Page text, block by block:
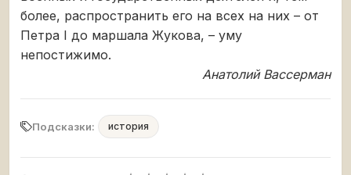
более, распространить его на всех на них – от
Петра I до маршала Жукова, – уму
непостижимо.
Анатолий Вассерман
Подсказки: история